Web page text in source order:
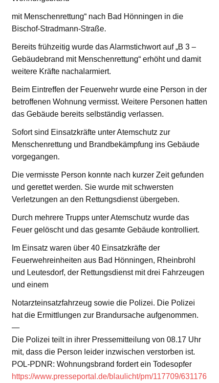
mit Menschenrettung“ nach Bad Hönningen in die
Bischof-Stradmann-Straße.
Bereits frühzeitig wurde das Alarmstichwort auf „B 3 –
Gebäudebrand mit Menschenrettung“ erhöht und damit
weitere Kräfte nachalarmiert.
Beim Eintreffen der Feuerwehr wurde eine Person in der
betroffenen Wohnung vermisst. Weitere Personen hatten
das Gebäude bereits selbständig verlassen.
Sofort sind Einsatzkräfte unter Atemschutz zur
Menschenrettung und Brandbekämpfung ins Gebäude
vorgegangen.
Die vermisste Person konnte nach kurzer Zeit gefunden
und gerettet werden. Sie wurde mit schwersten
Verletzungen an den Rettungsdienst übergeben.
Durch mehrere Trupps unter Atemschutz wurde das
Feuer gelöscht und das gesamte Gebäude kontrolliert.
Im Einsatz waren über 40 Einsatzkräfte der
Feuerwehreinheiten aus Bad Hönningen, Rheinbrohl
und Leutesdorf, der Rettungsdienst mit drei Fahrzeugen
und einem
Notarzteinsatzfahrzeug sowie die Polizei. Die Polizei
hat die Ermittlungen zur Brandursache aufgenommen.
—
Die Polizei teilt in ihrer Pressemitteilung von 08.17 Uhr
mit, dass die Person leider inzwischen verstorben ist.
POL-PDNR: Wohnungsbrand fordert ein Todesopfer
https://www.presseportal.de/blaulicht/pm/117709/631176